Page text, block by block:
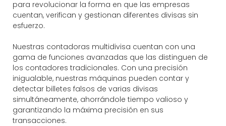
para revolucionar la forma en que las empresas
cuentan, verifican y gestionan diferentes divisas sin
esfuerzo.
Nuestras contadoras multidivisa cuentan con una
gama de funciones avanzadas que las distinguen de
los contadores tradicionales. Con una precisión
inigualable, nuestras máquinas pueden contar y
detectar billetes falsos de varias divisas
simultáneamente, ahorrándole tiempo valioso y
garantizando la máxima precisión en sus
transacciones.